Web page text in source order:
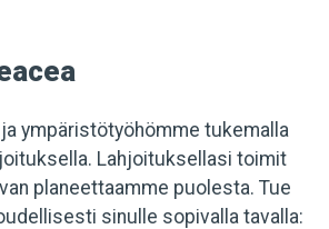
ympäristötyöhömme tukemalla
Lahjoituksellasi toimit
planeettaamme puolesta. Tue
sinulle sopivalla tavalla: